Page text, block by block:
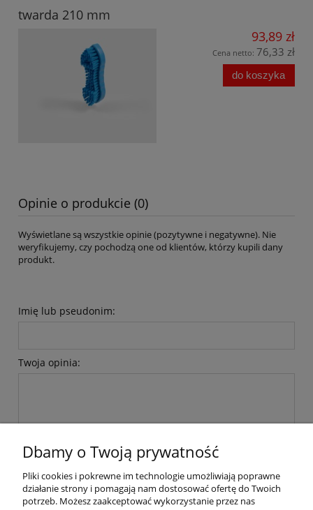
twarda 210 mm
93,89 zł
Cena netto: 76,33 zł
do koszyka
Opinie o produkcie (0)
Wyświetlane są wszystkie opinie (pozytywne i negatywne). Nie
weryfikujemy, czy pochodzą one od klientów, którzy kupili dany
produkt.
Imię lub pseudonim:
Twoja opinia:
Dbamy o Twoją prywatność
Pliki cookies i pokrewne im technologie umożliwiają poprawne
działanie strony i pomagają nam dostosować ofertę do Twoich
potrzeb. Możesz zaakceptować wykorzystanie przez nas